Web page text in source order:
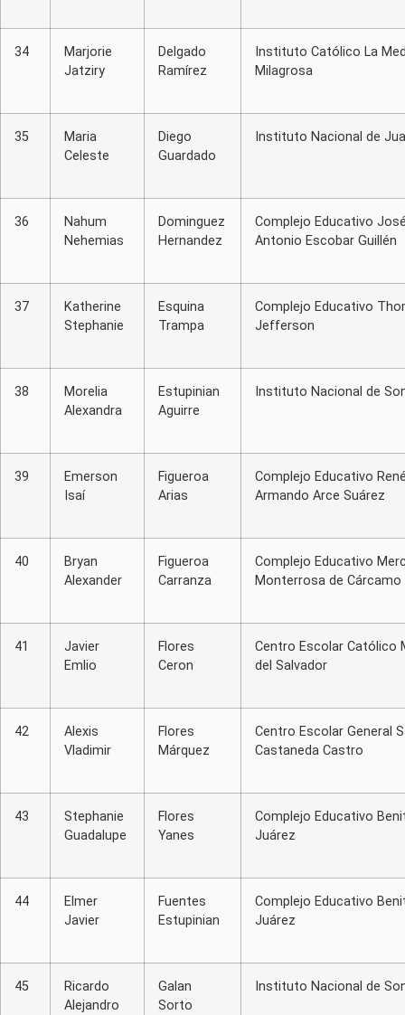
34
Marjorie
Jatziry
Delgado
Ramírez
Instituto Católico La
Milagrosa
35
Maria
Celeste
Diego
Guardado
Instituto Nacional de
36
Nahum
Nehemias
Dominguez
Hernandez
Complejo Educativo
Antonio Escobar Guillén
37
Katherine
Stephanie
Esquina
Trampa
Complejo Educativo
Jefferson
38
Morelia
Alexandra
Estupinian
Aguirre
Instituto Nacional de
39
Emerson
Isaí
Figueroa
Arias
Complejo Educativo
Armando Arce Suárez
40
Bryan
Alexander
Figueroa
Carranza
Complejo Educativo
Monterrosa de Cárcamo
41
Javier
Emlio
Flores
Ceron
Centro Escolar Católico
del Salvador
42
Alexis
Vladimir
Flores
Márquez
Centro Escolar General
Castaneda Castro
43
Stephanie
Guadalupe
Flores
Yanes
Complejo Educativo
Juárez
44
Elmer
Javier
Fuentes
Estupinian
Complejo Educativo
Juárez
45
Ricardo
Alejandro
Galan
Sorto
Instituto Nacional de